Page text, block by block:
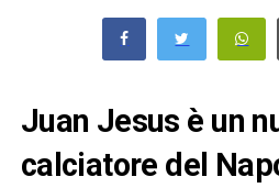
Juan Jesus è un
calciatore del